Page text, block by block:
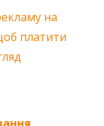
на
платити